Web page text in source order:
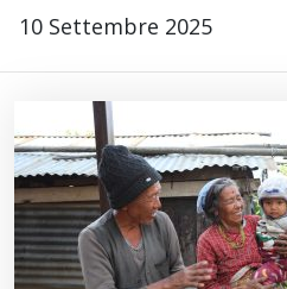
10 Settembre 2025